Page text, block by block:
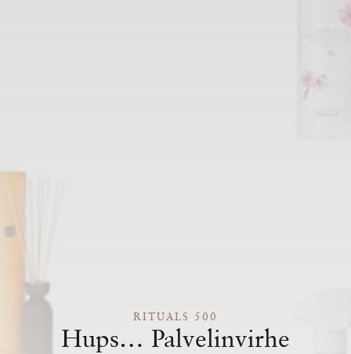
RITUALS 500
Hups… Palvelinvirhe